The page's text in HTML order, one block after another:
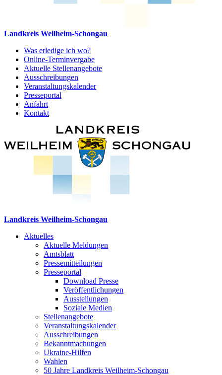
Landkreis Weilheim-Schongau
Was erledige ich wo?
Online-Terminvergabe
Aktuelle Stellenangebote
Ausschreibungen
Veranstaltungskalender
Presseportal
Anfahrt
Kontakt
Landkreis Weilheim-Schongau
Aktuelles
Aktuelle Meldungen
Amtsblatt
Pressemitteilungen
Presseportal
Download Presse
Veröffentlichungen
Ausstellungen
Soziale Medien
Stellenangebote
Veranstaltungskalender
Ausschreibungen
Bekanntmachungen
Ukraine-Hilfen
Wahlen
50 Jahre Landkreis Weilheim-Schongau